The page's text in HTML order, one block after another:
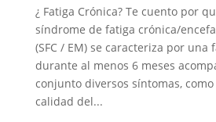
¿ Fatiga Crónica? Te cuento por
síndrome de fatiga crónica/
(SFC / EM) se caracteriza por
durante al menos 6 meses
conjunto diversos síntomas,
calidad del...